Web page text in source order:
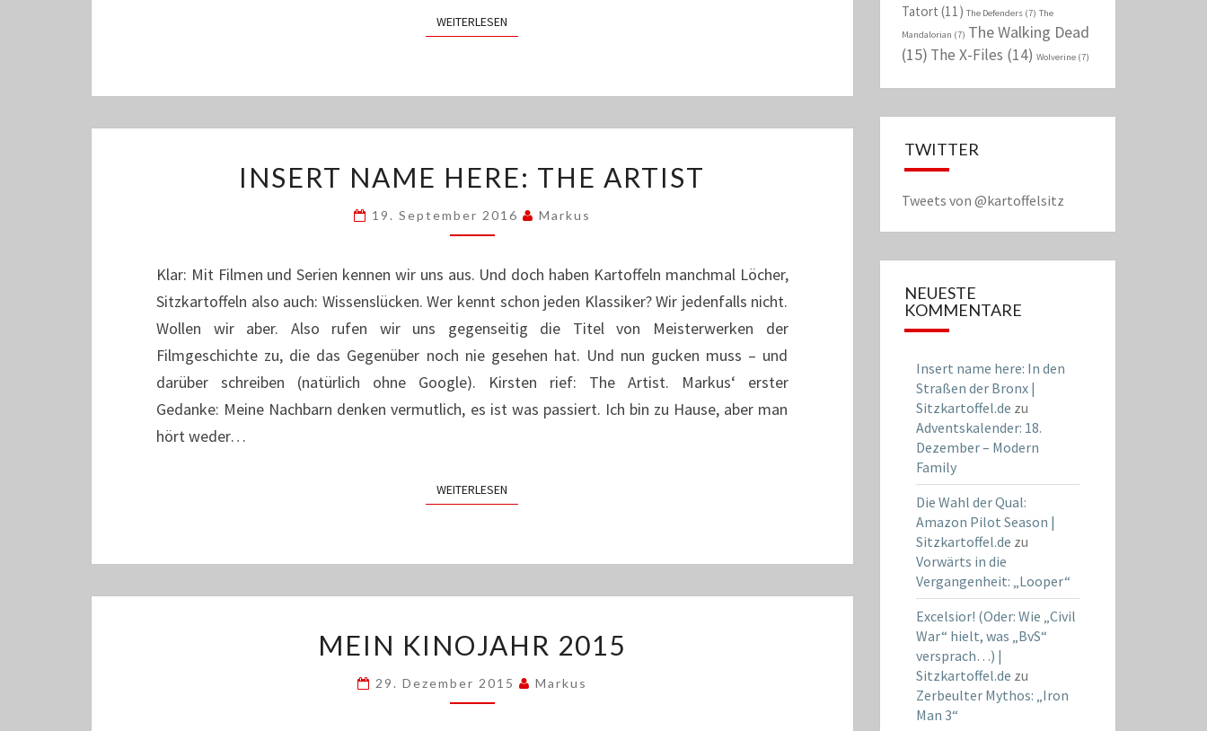
WEITERLESEN
NAME
THE
INSERT NAME HERE: THE ARTIST
19. September 2016 Markus
Klar: Mit Filmen und Serien kennen wir uns aus. Und doch haben Kartoffeln manchmal Löcher,
Sitzkartoffeln also auch: Wissenslücken. Wer kennt schon jeden Klassiker? Wir jedenfalls nicht.
Wollen wir aber. Also rufen wir uns gegenseitig die Titel von Meisterwerken der
Filmgeschichte zu, die das Gegenüber noch nie gesehen hat. Und nun gucken muss – und
darüber schreiben (natürlich ohne Google). Kirsten rief: The Artist. Markus‘ erster
Gedanke: Meine Nachbarn denken vermutlich, es ist was passiert. Ich bin zu Hause, aber man
hört weder…
WEITERLESEN
KINOJAHR
MEIN KINOJAHR 2015
29. Dezember 2015 Markus
Tatort (11) The Defenders(7) The
Mandalorian (7) The Walking Dead
(15) The X-Files (14) Wolverine(7)
TWITTER
Tweets von @kartoffelsitz
NEUESTE
KOMMENTARE
Insert name here: In den
Straßen der Bronx |
Sitzkartoffel.de zu
Adventskalender: 18.
Dezember – Modern
Family
Die Wahl der Qual:
Amazon Pilot Season |
Sitzkartoffel.de zu
Vorwärts in die
Vergangenheit: „Looper“
Excelsior! (Oder: Wie „Civil
War“ hielt, was „BvS“
versprach…) |
Sitzkartoffel.de zu
Zerbeulter Mythos: „Iron
Man 3“